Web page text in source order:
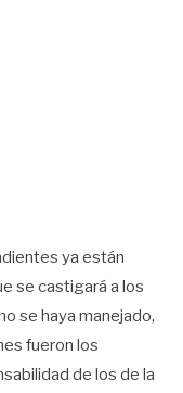
ya están
se castigará a los
se haya manejado,
fueron los
de los de la